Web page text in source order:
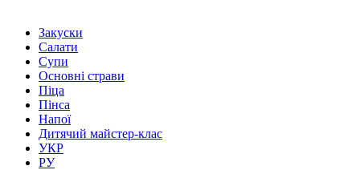
Закуски
Салати
Супи
Основні страви
Піца
Пінса
Напої
Дитячий майстер-клас
УКР
РУ